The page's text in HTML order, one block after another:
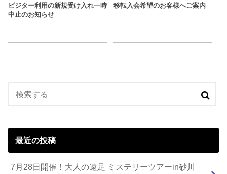
ビジター利用の新規受け入れ一時
中止のお知らせ
移転入会希望のお客様へご案内
最近の投稿
7月28日開催！大人の遠足 ミステリーツアーin砂川